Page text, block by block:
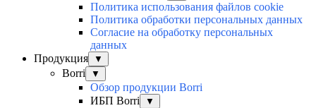
Политика использования файлов cookie
Политика обработки персональных данных
Согласие на обработку персональных
данных
Продукция
▼
Borri ▼
Обзор продукции Borri
ИБП Borri
▼